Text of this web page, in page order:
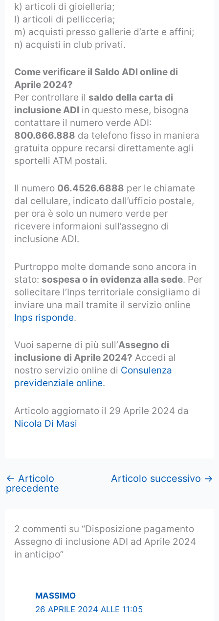
k) articoli di gioielleria;
l) articoli di pellicceria;
m) acquisti presso gallerie d’arte e affini;
n) acquisti in club privati.
Come verificare il Saldo ADI online di
Aprile 2024?
Per controllare il saldo della carta di
inclusione ADI in questo mese, bisogna
contattare il numero verde ADI:
800.666.888 da telefono fisso in maniera
gratuita oppure recarsi direttamente agli
sportelli ATM postali.
Il numero 06.4526.6888 per le chiamate
dal cellulare, indicato dall’ufficio postale,
per ora è solo un numero verde per
ricevere informaioni sull’assegno di
inclusione ADI.
Purtroppo molte domande sono ancora in
stato: sospesa o in evidenza alla sede. Per
sollecitare l’Inps territoriale consigliamo di
inviare una mail tramite il servizio online
Inps risponde.
Vuoi saperne di più sull’Assegno di
inclusione di Aprile 2024? Accedi al
nostro servizio online di Consulenza
previdenziale online.
Articolo aggiornato il 29 Aprile 2024 da
Nicola Di Masi
← Articolo
precedente
Articolo successivo →
2 commenti su “Disposizione pagamento
Assegno di inclusione ADI ad Aprile 2024
in anticipo”
MASSIMO
26 APRILE 2024 ALLE 11:05